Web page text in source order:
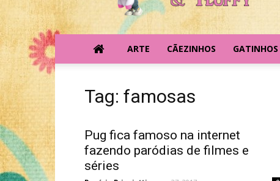
ARTE CÃEZINHOS GATINHOS
Tag: famosas
Pug fica famoso na internet
fazendo paródias de filmes e
séries